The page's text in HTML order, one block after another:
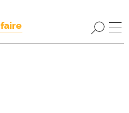
faire